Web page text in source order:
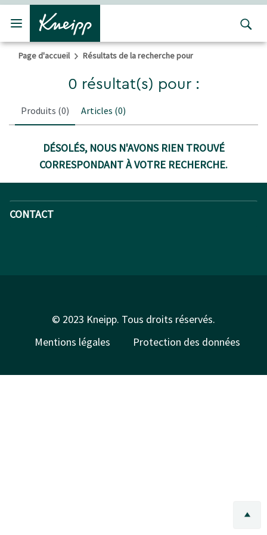
Passer au contenu principal
Passer au contenu du pied de page
Page d'accueil Résultats de la recherche pour
0 résultat(s) pour :
Produits (0) Articles (0)
DÉSOLÉS, NOUS N'AVONS RIEN TROUVÉ
CORRESPONDANT À VOTRE RECHERCHE.
CONTACT
© 2023 Kneipp. Tous droits réservés.
Mentions légales
Protection des données